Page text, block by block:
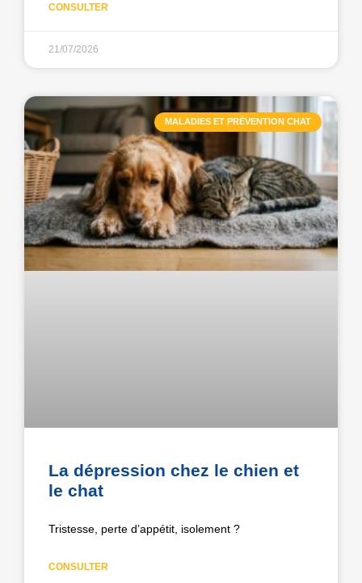
CONSULTER
21/07/2026
MALADIES ET PRÉVENTION CHAT
La dépression chez le chien et
le chat
Tristesse, perte d’appétit, isolement ?
CONSULTER